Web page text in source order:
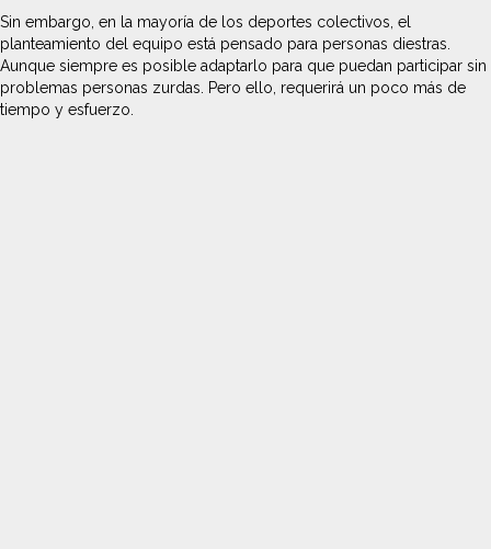
Sin embargo, en la mayoría de los deportes colectivos, el
planteamiento del equipo está pensado para personas diestras.
Aunque siempre es posible adaptarlo para que puedan participar sin
problemas personas zurdas. Pero ello, requerirá un poco más de
tiempo y esfuerzo.